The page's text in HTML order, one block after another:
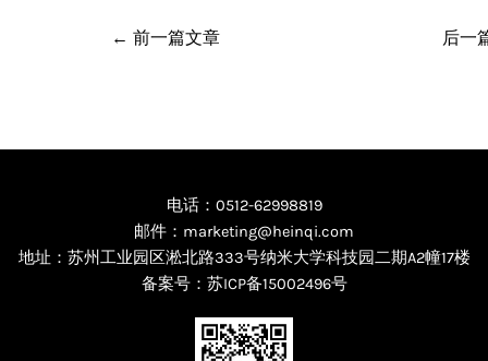
← 前一篇文章 后一
电话：0512-62998819
邮件：marketing@heinqi.com
地址：苏州工业园区淞北路333号纳米大学科技园二期A2幢17楼
备案号： 苏ICP备15002496号